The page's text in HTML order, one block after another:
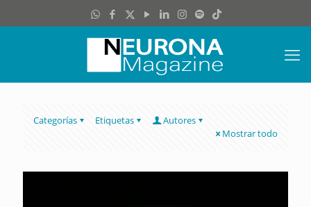
Categorías Etiquetas
Autores
Mostrar todo